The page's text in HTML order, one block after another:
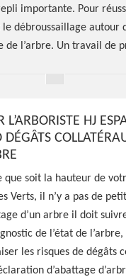
importante. Pour
débroussaillage autour
de l’arbre. Un travail de
L’ARBORISTE HJ
DÉGÂTS
que soit la hauteur de
Verts, il n’y a pas de
d’un arbre il doit
de l’état de
les risques de dégâts
d’abattage